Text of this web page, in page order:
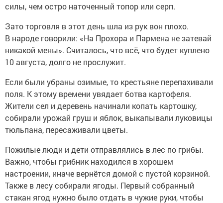
силы, чем остро наточенный топор или серп.
Зато торговля в этот день шла из рук вон плохо.
В народе говорили: «На Прохора и Пармена не затевай
никакой мены». Считалось, что всё, что будет куплено
10 августа, долго не прослужит.
Если были убраны озимые, то крестьяне перепахивали
поля. К этому времени увядает ботва картофеля.
Жители сел и деревень начинали копать картошку,
собирали урожай груш и яблок, выкапывали луковицы
тюльпана, пересаживали цветы.
Пожилые люди и дети отправлялись в лес по грибы.
Важно, чтобы грибник находился в хорошем
настроении, иначе вернётся домой с пустой корзиной.
Также в лесу собирали ягоды. Первый собранный
стакан ягод нужно было отдать в чужие руки, чтобы